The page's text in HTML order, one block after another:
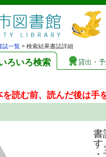
誌一覧 > 検索結果書誌詳細
ろいろ検索 貸出・
を読む前、読んだ後は手
書
す